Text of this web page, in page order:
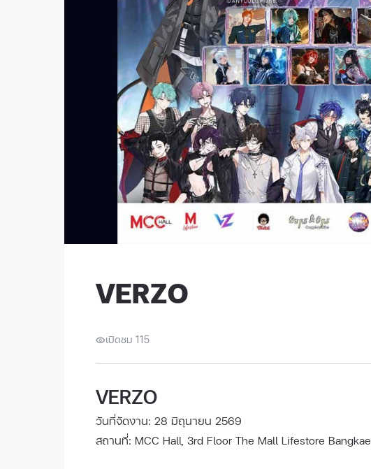
VERZO
เปิดชม 115
VERZO
วันที่จัดงาน: 28 มิถุนายน 2569
สถานที่: MCC Hall, 3rd Floor The Mall Lifestore Bangkae